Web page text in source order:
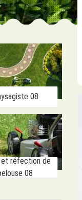
08
et réfection de
08